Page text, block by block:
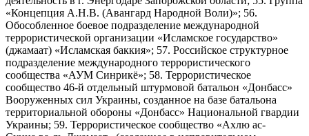
«Концепция А.Н.В. (Авангард Народной Воли)»; 56.
Обособленное боевое подразделение международной
террористической организации «Исламское государство»
(джамаат) «Исламская баккия»; 57. Российское структурное
подразделение международного террористического
сообщества «АУМ Синрикё»; 58. Террористическое
сообщество 46-й отдельный штурмовой батальон «Донбасс»
Вооруженных сил Украины, созданное на базе батальона
территориальной обороны «Донбасс» Национальной гвардии
Украины; 59. Террористическое сообщество «Ахлю ас-